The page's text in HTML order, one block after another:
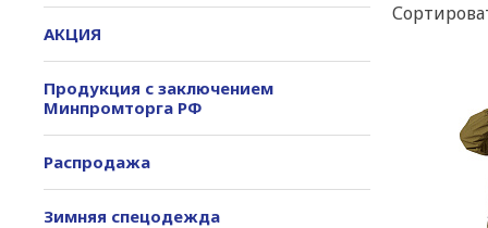
АКЦИЯ
Продукция с заключением
Минпромторга РФ
Распродажа
Зимняя спецодежда